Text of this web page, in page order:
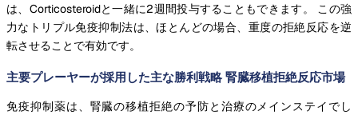
は、Corticosteroidと一緒に2週間投与することもできます。 この強
力なトリプル免疫抑制法は、ほとんどの場合、重度の拒絶反応を逆
転させることで有効です。
主要プレーヤーが採用した主な勝利戦略 腎臓移植拒絶反応市場
免疫抑制薬は、腎臓の移植拒絶の予防と治療のメインステイでし